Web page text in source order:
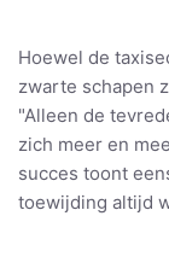
Hoewel de
zwarte schapen
"Alleen de
zich meer en
succes toont
toewijding altijd